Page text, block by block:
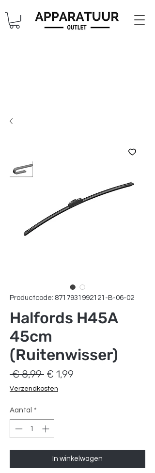
Productcode: 8717931992121-B-06-02
Halfords H45A
45cm
(Ruitenwisser)
€ 8,99 Normale
prijs
€ 1,99
Verzendkosten
Aantal *
In winkelwagen